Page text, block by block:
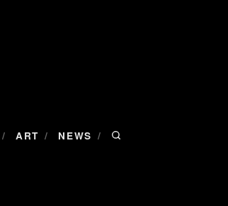
/ ART / NEWS /